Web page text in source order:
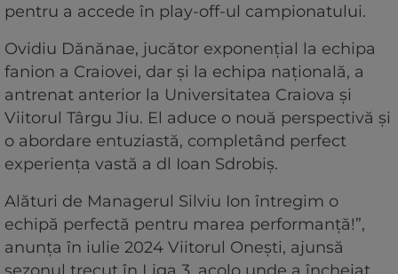
pentru a accede în play-off-ul campionatului.
Ovidiu Dănănae, jucător exponențial la echipa
fanion a Craiovei, dar și la echipa națională, a
antrenat anterior la Universitatea Craiova și
Viitorul Târgu Jiu. El aduce o nouă perspectivă și
o abordare entuziastă, completând perfect
experiența vastă a dl Ioan Sdrobiș.
Alături de Managerul Silviu Ion întregim o
echipă perfectă pentru marea performanță!”,
anunța în iulie 2024 Viitorul Onești, ajunsă